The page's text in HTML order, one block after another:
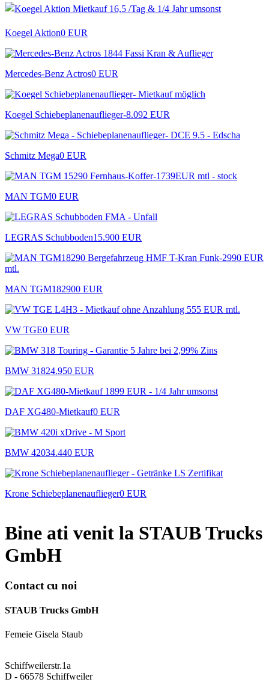
Koegel Aktion0 EUR
Mercedes-Benz Actros0 EUR
Koegel Schiebeplanenauflieger-8.092 EUR
Schmitz Mega0 EUR
MAN TGM0 EUR
LEGRAS Schubboden15.900 EUR
MAN TGM182900 EUR
VW TGE0 EUR
BMW 31824.950 EUR
DAF XG480-Mietkauf0 EUR
BMW 42034.440 EUR
Krone Schiebeplanenauflieger0 EUR
Bine ati venit la STAUB Trucks
GmbH
Contact cu noi
STAUB Trucks GmbH
Femeie Gisela Staub
Schiffweilerstr.1a
D - 66578 Schiffweiler